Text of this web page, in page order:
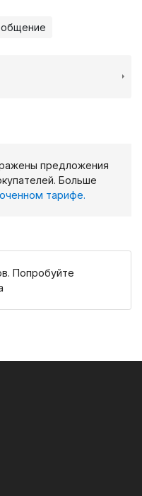
предложения
Больше
тарифе.
Попробуйте